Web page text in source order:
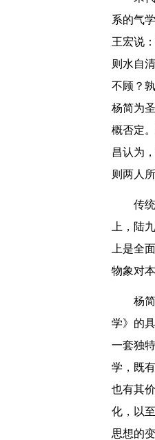
系的气
王宏说
则水自
不顾？
杨简为
概否定
昌认为
则两人
传
上，陆
上是全
物象对
杨
学》的
一套独
学，既
也有其
化，以
思想的